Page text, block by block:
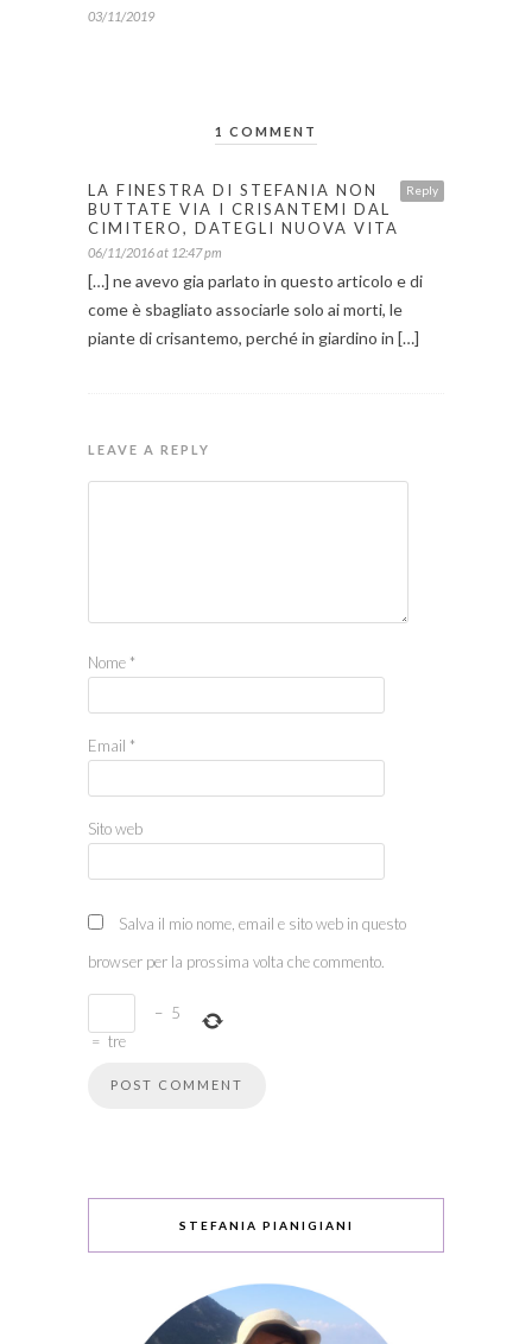
03/11/2019
1 COMMENT
Reply
LA FINESTRA DI STEFANIA NON
BUTTATE VIA I CRISANTEMI DAL
CIMITERO, DATEGLI NUOVA VITA
06/11/2016 at 12:47 pm
[…] ne avevo gia parlato in questo articolo e di
come è sbagliato associarle solo ai morti, le
piante di crisantemo, perché in giardino in […]
LEAVE A REPLY
Nome *
Email *
Sito web
Salva il mio nome, email e sito web in questo
browser per la prossima volta che commento.
− 5
= tre
STEFANIA PIANIGIANI